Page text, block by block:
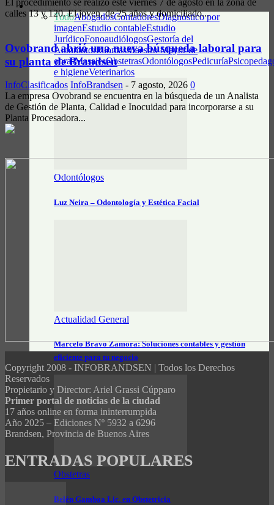
GUÍA PROFESIONAL
TodoAbogadosContadoresDiagnóstico por
imagenEstudio contableEstudio
JurídicoFonoaudiólogosGestoría del
AutomotorIdiomasMaestro Mayor de
obrasMasajesObstetrasOdontólogosPedicuría
e higieneVeterinarios
Odontólogos
Luz Neira – Odontología y Estética Facial
Actualidad General
Marcelo Bravo Zamora: Soluciones contables y gestión
eficiente para tu negocio
Obstetras
Belén Gamboa Lic. en Obstetricia
El procedimiento se realizó este viernes 7 de agosto en la zona de
calles 13 y 120. El joven, de 25 años y domiciliado...
Ovobrand abrió una nueva búsqueda laboral para
su planta de Brandsen
InfoClasificados InfoBrandsen - 7 agosto, 2026 0
La empresa Ovobrand se encuentra en la búsqueda de un Analista
de Gestión de Planta, Calidad e Inocuidad para incorporarse a su
Planta Procesadora...
Copyright 2008 - INFOBRANDSEN | Todos los Derechos
Reservados
Propietario y Director: Ariel Grassi Cúpparo
Primer portal de noticias de la ciudad
17 años online en forma ininterrumpida
Año 2025 – Ediciones Nº 5932 a 6296
Brandsen, Provincia de Buenos Aires
ENTRADAS POPULARES